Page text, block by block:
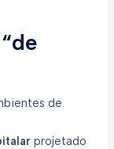
de
projetado